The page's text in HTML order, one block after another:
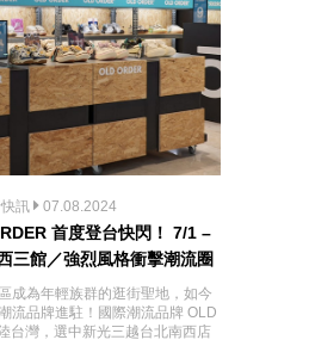
訊 07.08.2024
首度登台快閃！ 7/1 –
三館／強烈風格衝擊潮流圈
成為年輕族群的逛街聖地，如今
流品牌進駐！國際潮流品牌 OLD
台灣，選中新光三越台北南西店